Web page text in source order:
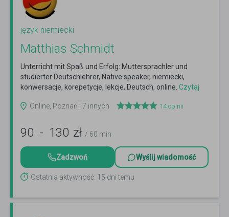
język niemiecki
Matthias Schmidt
Unterricht mit Spaß und Erfolg: Muttersprachler und
studierter Deutschlehrer, Native speaker, niemiecki,
konwersacje, korepetycje, lekcje, Deutsch, online. Czytaj
Online, Poznań i 7 innych
14opinii
90 - 130 zł / 60 min
Zadzwoń Wyślij wiadomość
Ostatnia aktywność: 15 dni temu